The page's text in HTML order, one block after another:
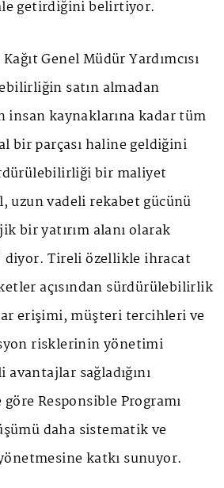
getirdiğini belirtiyor.
Genel Müdür Yardımcısı
satın almadan
kaynaklarına kadar tüm
bir parçası haline geldiğini
bir maliyet
uzun vadeli rekabet gücünü
bir yatırım alanı olarak
Tireli özellikle ihracat
açısından sürdürülebilirlik
erişimi, müşteri tercihleri ve
risklerinin yönetimi
sağladığını
Responsible Programı
daha sistematik ve
katkı sunuyor.